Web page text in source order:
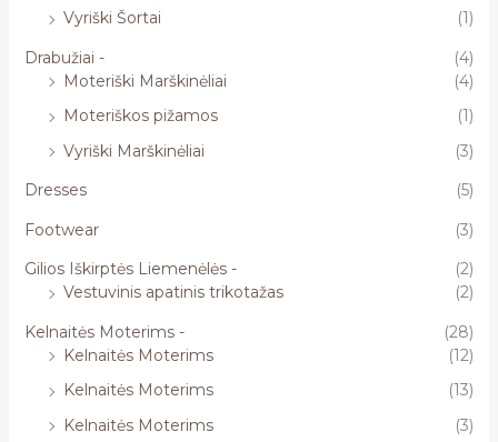
Vyriški Šortai
(1)
Drabužiai -
(4)
Moteriški Marškinėliai
(4)
Moteriškos pižamos
(1)
Vyriški Marškinėliai
(3)
Dresses
(5)
Footwear
(3)
Gilios Iškirptės Liemenėlės -
(2)
Vestuvinis apatinis trikotažas
(2)
Kelnaitės Moterims -
(28)
Kelnaitės Moterims
(12)
Kelnaitės Moterims
(13)
Kelnaitės Moterims
(3)